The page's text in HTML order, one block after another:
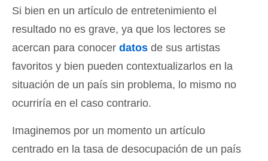
Si bien en un artículo de entretenimiento el
resultado no es grave, ya que los lectores se
acercan para conocer datos de sus artistas
favoritos y bien pueden contextualizarlos en la
situación de un país sin problema, lo mismo no
ocurriría en el caso contrario.
Imaginemos por un momento un artículo
centrado en la tasa de desocupación de un país